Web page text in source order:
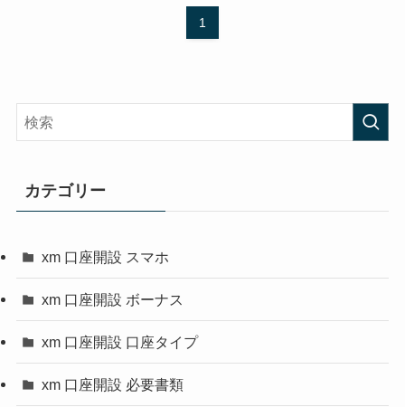
1
カテゴリー
xm 口座開設 スマホ
xm 口座開設 ボーナス
xm 口座開設 口座タイプ
xm 口座開設 必要書類